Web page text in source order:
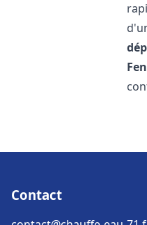
Contact